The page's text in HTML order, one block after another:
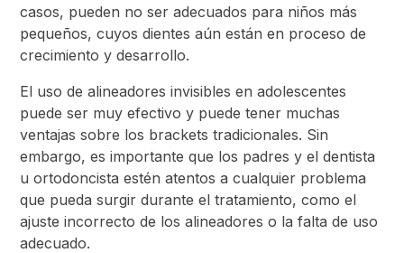
casos, pueden no ser adecuados para niños más
pequeños, cuyos dientes aún están en proceso de
crecimiento y desarrollo.
El uso de alineadores invisibles en adolescentes
puede ser muy efectivo y puede tener muchas
ventajas sobre los brackets tradicionales. Sin
embargo, es importante que los padres y el dentista
u ortodoncista estén atentos a cualquier problema
que pueda surgir durante el tratamiento, como el
ajuste incorrecto de los alineadores o la falta de uso
adecuado.